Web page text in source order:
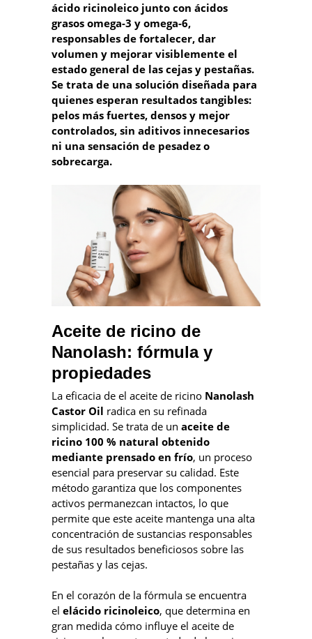
ácido ricinoleico junto con ácidos
grasos omega-3 y omega-6,
responsables de fortalecer, dar
volumen y mejorar visiblemente el
estado general de las cejas y pestañas.
Se trata de una solución diseñada para
quienes esperan resultados tangibles:
pelos más fuertes, densos y mejor
controlados, sin aditivos innecesarios
ni una sensación de pesadez o
sobrecarga.
Aceite de ricino de
Nanolash: fórmula y
propiedades
La eficacia de el aceite de ricino Nanolash
Castor Oil radica en su refinada
simplicidad. Se trata de un aceite de
ricino 100 % natural obtenido
mediante prensado en frío, un proceso
esencial para preservar su calidad. Este
método garantiza que los componentes
activos permanezcan intactos, lo que
permite que este aceite mantenga una alta
concentración de sustancias responsables
de sus resultados beneficiosos sobre las
pestañas y las cejas.
En el corazón de la fórmula se encuentra
el elácido ricinoleico, que determina en
gran medida cómo influye el aceite de